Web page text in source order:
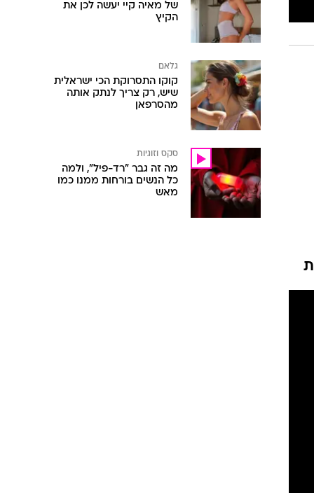
של מאיה קיי יעשה לכן את
הקיץ
גלאם
קוקו התסרוקת הכי ישראלית
שיש, רק צריך לנתק אותה
מהסרפאן
סקס וזוגיות
מה זה גבר "רד-פיל", ולמה
כל הנשים בורחות ממנו כמו
מאש